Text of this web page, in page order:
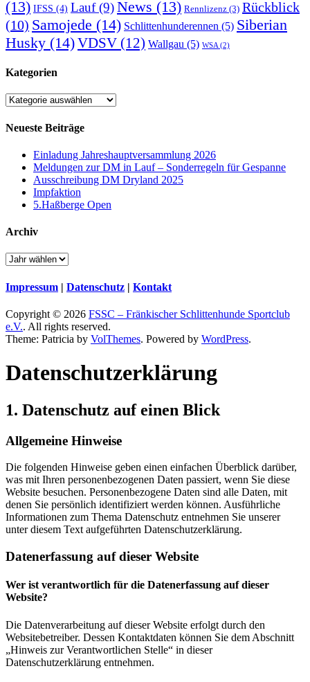
(13) IFSS (4) Lauf(9)News (13) Rennlizenz (3) Rückblick
(10) Samojede (14) Schlittenhunderennen (5) Siberian
Husky (14)VDSV (12) Wallgau (5) WSA (2)
Kategorien
Kategorien
Neueste Beiträge
Einladung Jahreshauptversammlung 2026
Meldungen zur DM in Lauf – Sonderregeln für Gespanne
Ausschreibung DM Dryland 2025
Impfaktion
5.Haßberge Open
Archiv
Impressum | Datenschutz | Kontakt
Copyright © 2026 FSSC – Fränkischer Schlittenhunde Sportclub
e.V.. All rights reserved.
Theme: Patricia by VolThemes. Powered by WordPress.
Datenschutz­erklärung
1. Datenschutz auf einen Blick
Allgemeine Hinweise
Die folgenden Hinweise geben einen einfachen Überblick darüber,
was mit Ihren personenbezogenen Daten passiert, wenn Sie diese
Website besuchen. Personenbezogene Daten sind alle Daten, mit
denen Sie persönlich identifiziert werden können. Ausführliche
Informationen zum Thema Datenschutz entnehmen Sie unserer
unter diesem Text aufgeführten Datenschutzerklärung.
Datenerfassung auf dieser Website
Wer ist verantwortlich für die Datenerfassung auf dieser
Website?
Die Datenverarbeitung auf dieser Website erfolgt durch den
Websitebetreiber. Dessen Kontaktdaten können Sie dem Abschnitt
„Hinweis zur Verantwortlichen Stelle“ in dieser
Datenschutzerklärung entnehmen.